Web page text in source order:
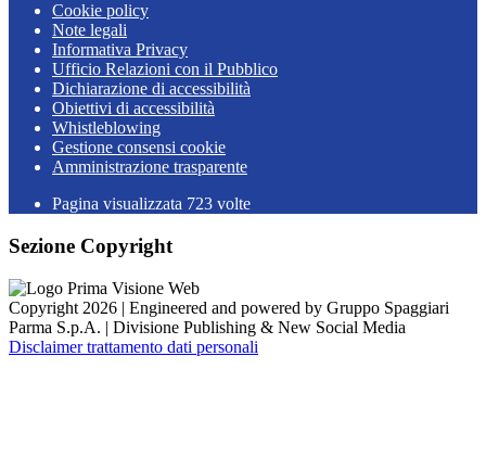
Cookie policy
Note legali
Informativa Privacy
Ufficio Relazioni con il Pubblico
Dichiarazione di accessibilità
Obiettivi di accessibilità
Whistleblowing
Gestione consensi cookie
Amministrazione trasparente
Pagina visualizzata 723 volte
Sezione Copyright
Copyright 2026 | Engineered and powered by Gruppo Spaggiari
Parma S.p.A. | Divisione Publishing & New Social Media
Disclaimer trattamento dati personali